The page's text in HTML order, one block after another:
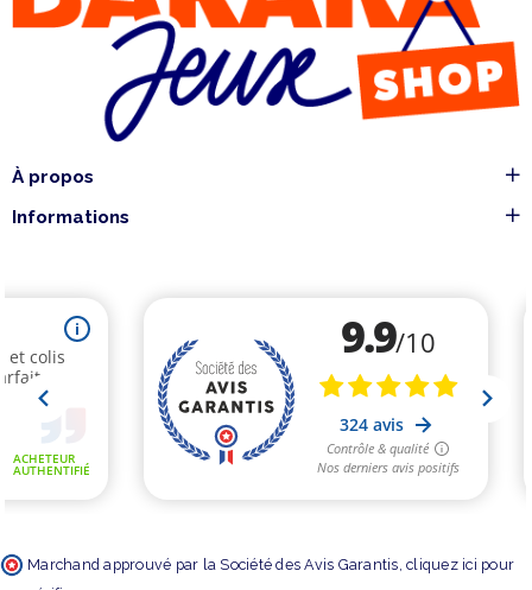
À propos
Informations
Marchand approuvé par la Société des Avis Garantis, cliquez ici pour